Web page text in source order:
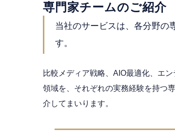
専門家チームのご紹介
当社のサービスは、各分野の
す。
比較メディア戦略、AIO最適化、エ
領域を、それぞれの実務経験を持つ
介してまいります。